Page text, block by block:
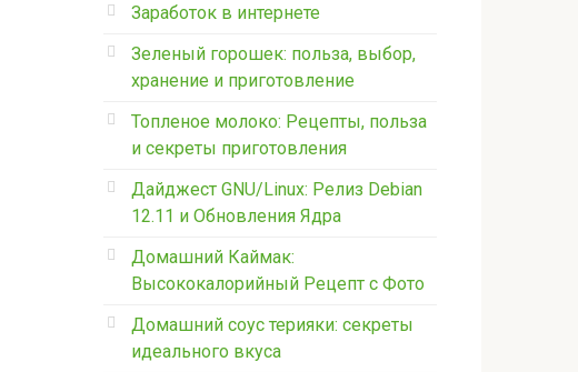
Заработок в интернете
Зеленый горошек: польза, выбор,
хранение и приготовление
Топленое молоко: Рецепты, польза
и секреты приготовления
Дайджест GNU/Linux: Релиз Debian
12.11 и Обновления Ядра
Домашний Каймак:
Высококалорийный Рецепт с Фото
Домашний соус терияки: секреты
идеального вкуса